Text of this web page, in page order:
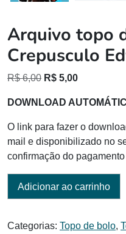
Arquivo topo
Crepusculo
R$6,00 O
original
era:
R$ 6,00.
R$ 5,00O
atual
R$ 5,00.
DOWNLOAD
O link para fazer o
mail e disponibilizado no
confirmação do pagamento
Adicionar ao carrinho
Categorias: Topo de bolo,